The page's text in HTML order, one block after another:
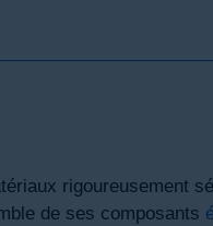
rigoureusement
de ses composants